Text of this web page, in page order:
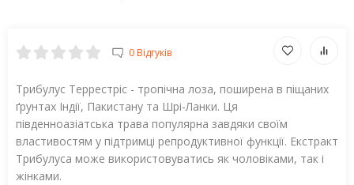
0 Відгуків
Трибулус Террестріс - тропічна лоза, поширена в піщаних
ґрунтах Індії, Пакистану та Шрі-Ланки. Ця
південноазіатська трава популярна завдяки своїм
властивостям у підтримці репродуктивної функції. Екстракт
Трибулуса може використовуватись як чоловіками, так і
жінками.